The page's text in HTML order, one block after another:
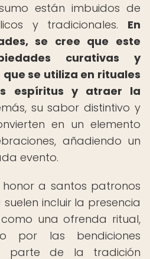
están imbuidos de
y tradicionales. En
se cree que este
curativas y
se utiliza en rituales
espíritus y atraer la
su sabor distintivo y
en un elemento
añadiendo un
evento.
honor a santos patronos
incluir la presencia
una ofrenda ritual,
por las bendiciones
parte de la tradición